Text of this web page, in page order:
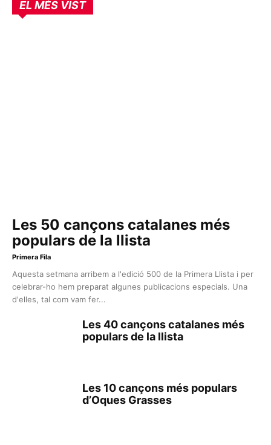
EL MÉS VIST
Les 50 cançons catalanes més
populars de la llista
Primera Fila
Aquesta setmana arribem a l'edició 500 de la Primera Llista i per
celebrar-ho hem preparat algunes publicacions especials. Una
d'elles, tal com vam fer...
Les 40 cançons catalanes més
populars de la llista
Les 10 cançons més populars
d’Oques Grasses